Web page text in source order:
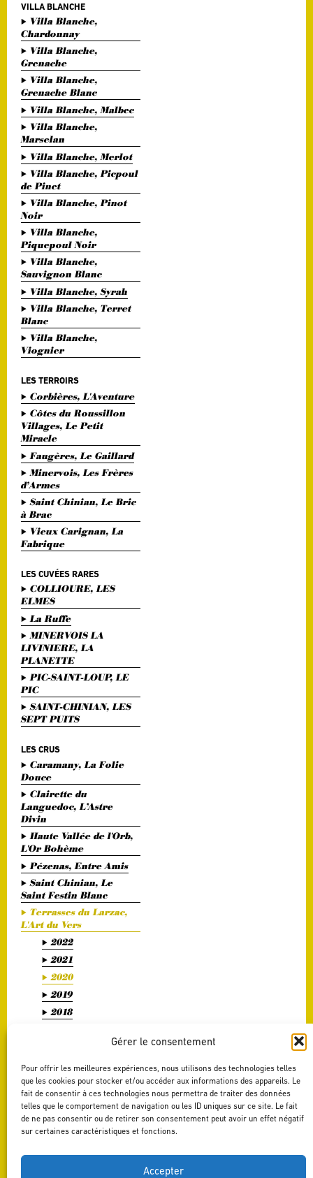
Gérer le consentement
Pour offrir les meilleures expériences, nous utilisons des technologies telles
que les cookies pour stocker et/ou accéder aux informations des appareils. Le
fait de consentir à ces technologies nous permettra de traiter des données
telles que le comportement de navigation ou les ID uniques sur ce site. Le fait
de ne pas consentir ou de retirer son consentement peut avoir un effet négatif
sur certaines caractéristiques et fonctions.
Accepter
VILLA BLANCHE
Villa Blanche,
Chardonnay
Villa Blanche,
Grenache
Villa Blanche,
Grenache Blanc
Villa Blanche, Malbec
Villa Blanche,
Marselan
Villa Blanche, Merlot
Villa Blanche, Picpoul
de Pinet
Villa Blanche, Pinot
Noir
Villa Blanche,
Piquepoul Noir
Villa Blanche,
Sauvignon Blanc
Villa Blanche, Syrah
Villa Blanche, Terret
Blanc
Villa Blanche,
Viognier
LES TERROIRS
Corbières, L'Aventure
Côtes du Roussillon
Villages, Le Petit
Miracle
Faugères, Le Gaillard
Minervois, Les Frères
d’Armes
Saint Chinian, Le Bric
à Brac
Vieux Carignan, La
Fabrique
LES CUVÉES RARES
COLLIOURE, LES
ELMES
La Ruffe
MINERVOIS LA
LIVINIERE, LA
PLANETTE
PIC-SAINT-LOUP, LE
PIC
SAINT-CHINIAN, LES
SEPT PUITS
LES CRUS
Caramany, La Folie
Douce
Clairette du
Languedoc, L’Astre
Divin
Haute Vallée de l'Orb,
L'Or Bohème
Pézenas, Entre Amis
Saint Chinian, Le
Saint Festin Blanc
Terrasses du Larzac,
L'Art du Vers
2022
2021
2020
2019
2018
2015
2014
2013
2012
2011
Terrasses du Larzac,